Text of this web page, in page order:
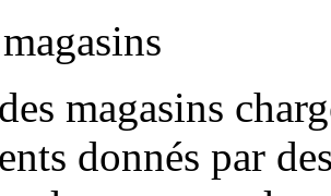
magasins
donnés par